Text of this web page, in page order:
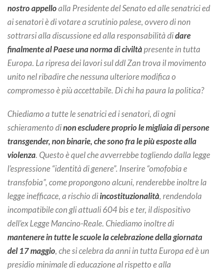
nostro appelloalla Presidente del Senato ed alle senatrici ed
ai senatori è di votare a scrutinio palese, ovvero di non
sottrarsi alla discussione ed alla responsabilità didare
finalmente al Paese una norma di civiltàpresente in tutta
Europa. La ripresa dei lavori sul ddl Zan trova il movimento
unito nel ribadire che nessuna ulteriore modifica o
compromesso è più accettabile. Di chi ha paura la politica?
Chiediamo a tutte le senatrici ed i senatori, di ogni
schieramento dinon escludere proprio le migliaia di persone
transgender, non binarie, che sono fra le più esposte alla
violenza. Questo è quel che avverrebbe togliendo dalla legge
l’espressione “identità di genere”. Inserire “omofobia e
transfobia”, come propongono alcuni, renderebbe inoltre la
legge inefficace, a rischio diincostituzionalità, rendendola
incompatibile con gli attuali 604 bis e ter, il dispositivo
dell’ex Legge Mancino-Reale. Chiediamo inoltre di
mantenere in tutte le scuole la celebrazione della giornata
del 17 maggio, che si celebra da anni in tutta Europa ed è un
presidio minimale di educazione al rispetto e alla